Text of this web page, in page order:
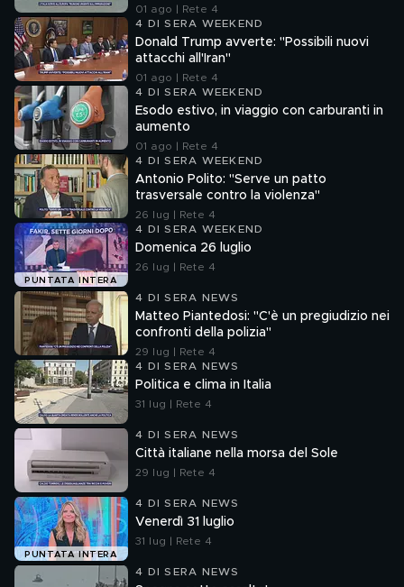
01 ago | Rete 4
4 DI SERA WEEKEND
Donald Trump avverte: "Possibili nuovi
attacchi all'Iran"
01 ago | Rete 4
4 DI SERA WEEKEND
Esodo estivo, in viaggio con carburanti in
aumento
01 ago | Rete 4
4 DI SERA WEEKEND
Antonio Polito: "Serve un patto
trasversale contro la violenza"
26 lug | Rete 4
PUNTATA INTERA
4 DI SERA WEEKEND
Domenica 26 luglio
26 lug | Rete 4
4 DI SERA NEWS
Matteo Piantedosi: "C'è un pregiudizio nei
confronti della polizia"
29 lug | Rete 4
4 DI SERA NEWS
Politica e clima in Italia
31 lug | Rete 4
4 DI SERA NEWS
Città italiane nella morsa del Sole
29 lug | Rete 4
PUNTATA INTERA
4 DI SERA NEWS
Venerdì 31 luglio
31 lug | Rete 4
4 DI SERA NEWS